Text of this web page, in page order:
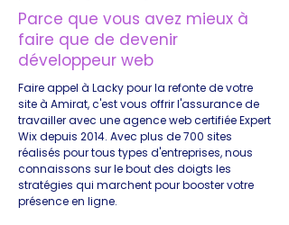
Parce que vous avez mieux à
faire que de devenir
développeur web
Faire appel à Lacky pour la refonte de votre
site à Amirat, c'est vous offrir l'assurance de
travailler avec une agence web certifiée Expert
Wix depuis 2014. Avec plus de 700 sites
réalisés pour tous types d'entreprises, nous
connaissons sur le bout des doigts les
stratégies qui marchent pour booster votre
présence en ligne.